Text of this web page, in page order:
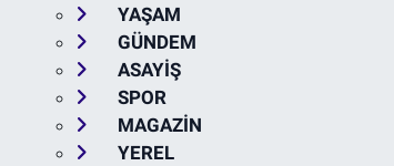
YAŞAM
GÜNDEM
ASAYİŞ
SPOR
MAGAZİN
YEREL